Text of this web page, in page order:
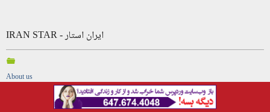
IRAN STAR - ایران استار
About us